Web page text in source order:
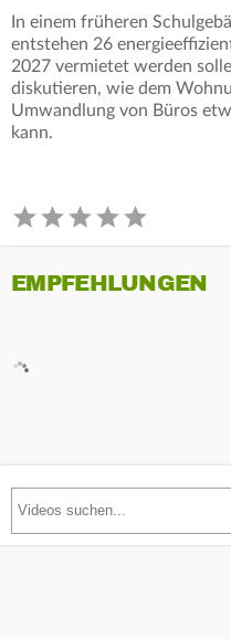
In einem früheren
entstehen 26
2027 vermietet werden
diskutieren, wie dem
Umwandlung von Büros
kann.
EMPFEHLUNGEN